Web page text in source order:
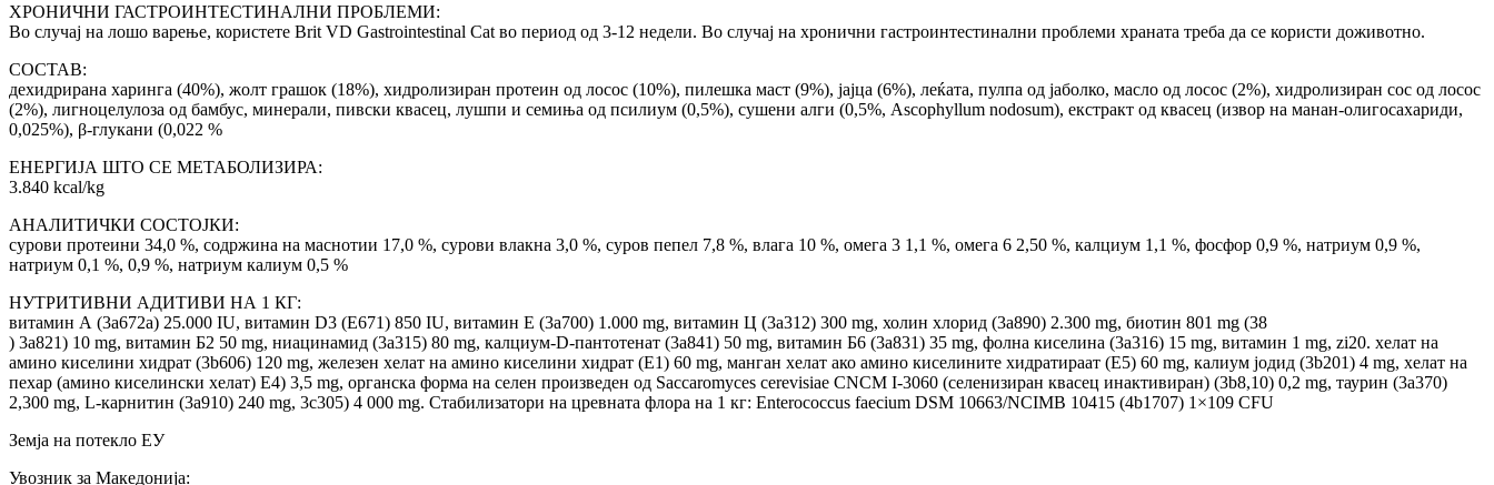
ХРОНИЧНИ ГАСТРОИНТЕСТИНАЛНИ ПРОБЛЕМИ:
Во случај на лошо варење, користете Brit VD Gastrointestinal Cat во период од 3-12 недели. Во случај на хронични гастроинтестинални проблеми храната треба да се користи доживотно.
СОСТАВ:
дехидрирана харинга (40%), жолт грашок (18%), хидролизиран протеин од лосос (10%), пилешка маст (9%), јајца (6%), леќата, пулпа од јаболко, масло од лосос (2%), хидролизиран сос од лосос
(2%), лигноцелулоза од бамбус, минерали, пивски квасец, лушпи и семиња од псилиум (0,5%), сушени алги (0,5%, Ascophyllum nodosum), екстракт од квасец (извор на манан-олигосахариди,
0,025%), β-глукани (0,022 %
ЕНЕРГИЈА ШТО СЕ МЕТАБОЛИЗИРА:
3.840 kcal/kg
АНАЛИТИЧКИ СОСТОЈКИ:
сурови протеини 34,0 %, содржина на маснотии 17,0 %, сурови влакна 3,0 %, суров пепел 7,8 %, влага 10 %, омега 3 1,1 %, омега 6 2,50 %, калциум 1,1 %, фосфор 0,9 %, натриум 0,9 %,
натриум 0,1 %, 0,9 %, натриум калиум 0,5 %
НУТРИТИВНИ АДИТИВИ НА 1 КГ:
витамин А (3a672a) 25.000 IU, витамин D3 (E671) 850 IU, витамин Е (3a700) 1.000 mg, витамин Ц (3a312) 300 mg, холин хлорид (3a890) 2.300 mg, биотин 801 mg (38
) 3a821) 10 mg, витамин Б2 50 mg, ниацинамид (3a315) 80 mg, калциум-D-пантотенат (3a841) 50 mg, витамин Б6 (3a831) 35 mg, фолна киселина (3a316) 15 mg, витамин 1 mg, zi20. хелат на
амино киселини хидрат (3b606) 120 mg, железен хелат на амино киселини хидрат (E1) 60 mg, манган хелат ако амино киселините хидратираат (E5) 60 mg, калиум јодид (3b201) 4 mg, хелат на
пехар (амино киселински хелат) Е4) 3,5 mg, органска форма на селен произведен од Saccaromyces cerevisiae CNCM I-3060 (селенизиран квасец инактивиран) (3b8,10) 0,2 mg, таурин (3a370)
2,300 mg, L-карнитин (3a910) 240 mg, 3c305) 4 000 mg. Стабилизатори на цревната флора на 1 кг: Enterococcus faecium DSM 10663/NCIMB 10415 (4b1707) 1×109 CFU
Земја на потекло ЕУ
Увозник за Македонија: